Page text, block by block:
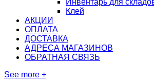
Клей
АКЦИИ
ОПЛАТА
ДОСТАВКА
АДРЕСА МАГАЗИНОВ
ОБРАТНАЯ СВЯЗЬ
See more +